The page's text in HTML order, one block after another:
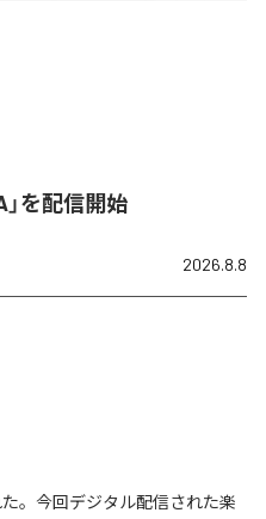
」を配信開始
2026.8.8
た。今回デジタル配信された楽